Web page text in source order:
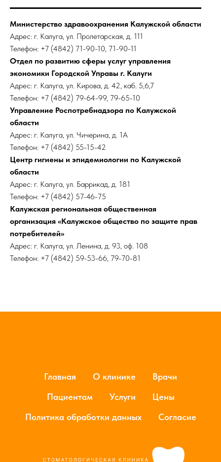
Министерство здравоохранения Калужской области
Адрес: г. Калуга, ул. Пролетарская, д. 111
Телефон: +7 (4842) 71-90-10, 71-90-11
Отдел по развитию сферы услуг управления
экономики Городской Управы г. Калуги
Адрес: г. Калуга, ул. Кирова, д. 42, каб. 5,6,7
Телефон: +7 (4842) 79-64-99, 79-65-10
Управление Роспотребнадзора по Калужской
области
Адрес: г. Калуга, ул. Чичерина, д. 1А
Телефон: +7 (4842) 55-15-42
Центр гигиены и эпидемиологии по Калужской
области
Адрес: г. Калуга, ул. Баррикад, д. 181
Телефон: +7 (4842) 57-46-75
Калужская региональная общественная
организация «Калужское общество по защите прав
потребителей»
Адрес: г. Калуга, ул. Ленина, д. 93, оф. 108
Телефон: +7 (4842) 59-53-66, 79-70-81
Главная О клинике
Врачи
Пациентам
Услуги
Цены
Политика обработки данных
Согласие